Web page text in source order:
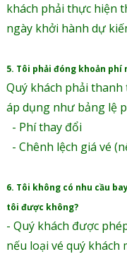
khách phải thực hiện
ngày khởi hành dự
5. Tôi phải đóng khoản phí
Quý khách phải
áp dụng như bảng lệ
- Phí thay đổi
- Chênh lệch giá vé
6. Tôi không có nhu cầu
tôi được không?
- Quý khách được
nếu loại vé quý khách